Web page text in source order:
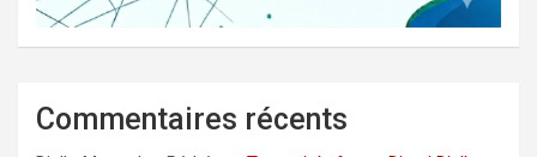
Commentaires récents